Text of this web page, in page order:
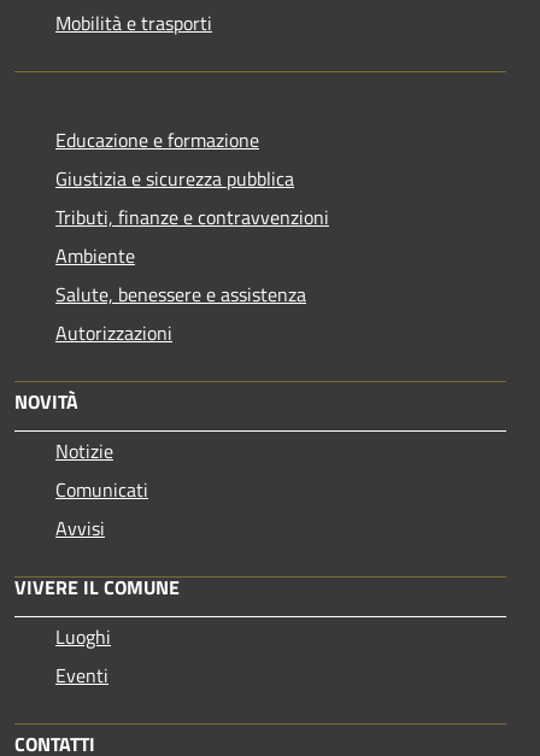
Mobilità e trasporti
Educazione e formazione
Giustizia e sicurezza pubblica
Tributi, finanze e contravvenzioni
Ambiente
Salute, benessere e assistenza
Autorizzazioni
NOVITÀ
Notizie
Comunicati
Avvisi
VIVERE IL COMUNE
Luoghi
Eventi
CONTATTI